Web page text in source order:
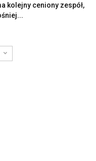
kolejny ceniony zespół,